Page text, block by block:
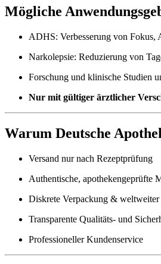
Mögliche
ADHS: Verbesserung von
Narkolepsie: Reduzierung von
Forschung und klinische Studien
Nur mit gültiger ärztlicher
Warum Deutsche
Versand nur nach Rezeptprüfung
Authentische, apothekengeprüfte
Diskrete Verpackung & weltweiter
Transparente Qualitäts- und
Professioneller Kundenservice